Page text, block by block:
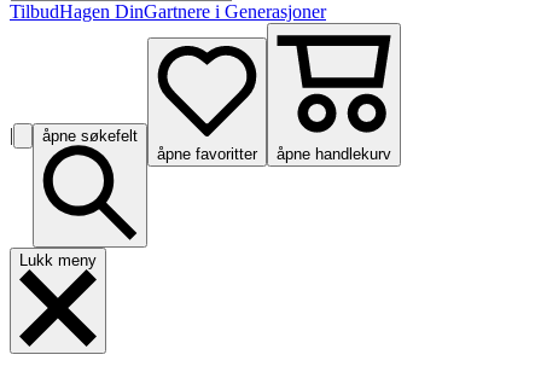
TilbudHagen DinGartnere i Generasjoner
|
åpne søkefelt
åpne favoritter
åpne handlekurv
Lukk meny